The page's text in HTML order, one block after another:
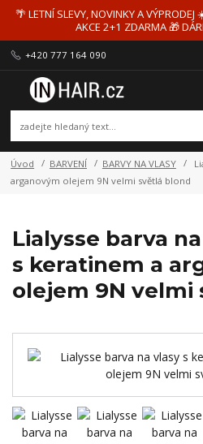
🌴 LETNÍ SLEVY, NOVINKY A
AKCE 2+1 ZDARMA 🎁
+420 777 164 090
Úvod BARVENÍ BARVY NA VLASY
arganovým olejem 9N velmi světlá blond
Lialysse barva
s keratinem a
olejem 9N velmi